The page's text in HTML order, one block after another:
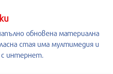
обновена материална
стая има мултимедия и
с интернет.